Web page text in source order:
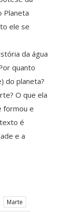
Planeta
ele se
da água
quanto
do planeta?
O que ela
formou e
é
e a
Marte